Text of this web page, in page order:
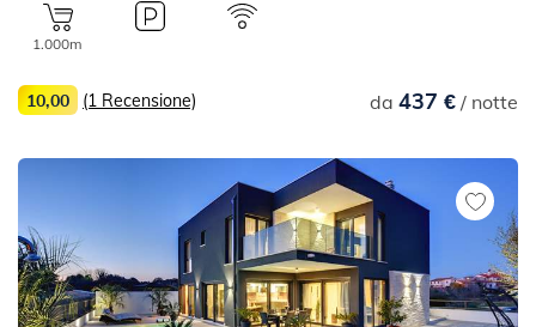
1.000m
da 437 €/ notte
10,00 (1 Recensione)